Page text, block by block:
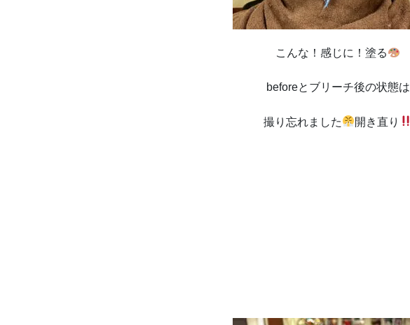
こんな！感じに！塗る
beforeとブリーチ後の状態は
撮り忘れました 開き直り